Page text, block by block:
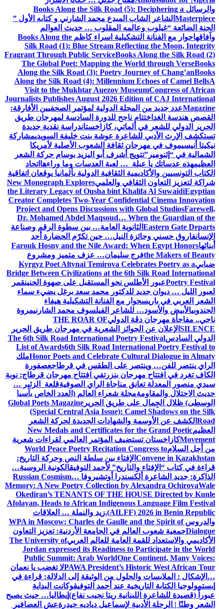
والرسائل Books Along the Silk Road (5): Deciphering a
Masterpiece الشاعر الشاب المبدع محمد الشارني و كتابه الأول ”
الجنة الضائعة “غيلوب وعالمه المقلوب … حديث العوالم
وآفاقهاحوار مع الفنانة التشكيلية اسراء كاظم Books Along the
Silk Road (1): Blue Stream Reflecting the Moon, Integrity
Fragrant Through Public ServiceBooks Along the Silk Road (2)
The Global Poet: Mapping the World through VerseBooks
Along the Silk Road (3): Poetry Journey of Chang’anBooks
Along the Silk Road (4): Millennium Echoes of Camel BellsA
Visit to the Mukhtar Auezov MuseumCongress of African
Journalists Publishes August 2026 Edition of CAJ International
Magazineعدد جديد من المجلة الدولية لمؤتمر الصحفيين الأفارقة:
القصص هندسة الغد اختتام ناجح للدورة السادسة لمهرجان طريق
الحرير الدولي للشعر في ألماتي، كازاخستاندراسة نقدية جديدة
تستكشف الإرث الأدبي للشاعرة عوشة بنت خليفة السويديمشاركة
نيكيتا أنيسيموف في مهرجان ثقافة الشعوب الأصلية لأمريكا
الشمالية في “إثنومير”تتويج أشرف أبو اليزيد بوسام حركة الشعر
العظيمهذه عدساتك يا عبلة … لعبة العدسات وما وراءها اتحاد
الكتاب التونسيين والأكاديمية الثقافية الدولية بألمانيا يوقعان اتفاقية
شراكة لتعزيز التعاون الثقافي والعلميNew Monograph Explores
the Literary Legacy of Ousha bint Khalifa Al SuwaidiEgyptian
Creator Completes Two-Year Confidential Cinema Innovation
Project and Opens Discussions with Global StudiosFarewell,
Dr. Mohamed Abdel Maqsoud… When the Guardian of the
Eastern Gate Departs الثانوية العامة… بين سطوة الرقم وصناعة
الإنسانفاروق حسني وجائزة النيل… حين تكرّم الحضارة أحد
أبنائهاFarouk Hosny and the Nile Award: When Egypt Honors
the Makers of Beautyفرج سليمان… عزف متميز ومشروع
ضبابيKyrgyz Poet Altynai Temirova Celebrates Poetry as a
Bridge Between Civilizations at the 6th Silk Road International
Poetry Festivalعبور الأطلس نحو المستقبل على صهوة الحنينقمر
لعبور الليل … ديوان جديد للدكتور محمد سعد برغل يضيء سماء
الشعر العربي في باريسحوار مع الفنانة التشكيلية هيفاء
الجندوبيالأبيض والأسود… للشاعر الفيلسوف محمد الشارنيمروة
ناجي.. مفاجأة مهرجان دڨة الدوليTHE ROAR OF
SILENCE الإعلان عن الجوائز الشعرية في مهرجان طريق الحرير
الدولي السادسThe 6th Silk Road International Poetry Festival
List of Awards6th Silk Road International Poetry Festival to
Honor Poets and Celebrate Cultural Dialogue in Almatyملك
الراي ينتصر للفن… وينتصر على الطقس في قرطاجعصفورة
الكاف تغرد في افتتاح مهرجان بنزرتفي افتتاح مهرجان قرطاج: نوبة
سيدي منصور المعدلة تعانق مناجاة الراي الصوفيةقلعة الزئير …
حديث الاحتلال والمقاومةمجلة شعراء العالم (العدد الخاص بآسيا
الوسطى) ظلال الجِمال على طريق الحرير Global Poets Magazine
(Special Central Asia Issue): Camel Shadows on the Silk
Road الكشف عن الأوسمة والشهادات الجديدة لحركة الشعر
العظيمNew Medals and Certificates for the Grand Poetic
Movementكازاخستان تستضيف المؤتمر العالمي لقراءات شعرية
من أجل السلامWorld Peace Poetry Recitation Congress to
Convene in Kazakhstan الإفتاء بين سلطة النص وحركة التاريخ:
قراءة في كتاب “الإفتاء والتاريخ” لأحمد التوفيقالكونية الروسية…
الذاكرة: جديد الشاعرة ألكسندرا أوتشيروفا Russian Cosmism…
Memory: A New Poetry Collection by Alexandra OchirovaWale
Okediran’s TENANTS OF THE HOUSE Directed by Kunle
Afolayan, Heads to African Indigenous Language Film Festival
(AILFF) 2026 in Benin Republic. زيد والنملة … العلاقات
والدروسWPA in Moscow: Charles de Gaulle and the Spirit of
Dialogueجمعية شعوب العالم في الجامعة الأردنية: تعزيز التعاون
الأكاديمي والاستعداد للقمة العامة للعالم العربيThe University of
Jordan expressed its Readiness to Participate in the World
Public Summit: Arab WorldOne Continent, Many Voices:
PAWA President’s Historic West African Tourلا تغضب يا نعمان
…الإشكال : الملابسات والحلول من الوثيقة إلى الدلالة: قراءة في
إبستمولوجيا الكتابة التاريخية عند أحمد التوفيقوكانت البداية
عبوراً (قصيدة للشاعرة اللبنانية ريتا نجيب نفاع) إيطاليا… حيث يصبح
الشعر وطنًا | الرحلة الأدبية لإسماعيل دياديه حيدرةعش العصافير